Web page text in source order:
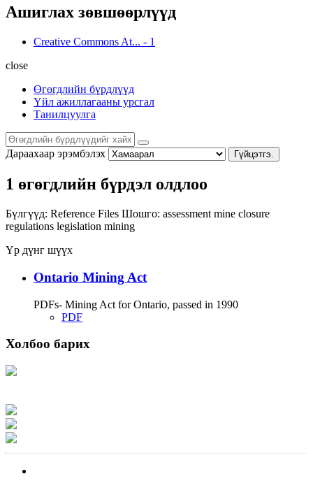
Ашиглах зөвшөөрлүүд
Creative Commons At... - 1
close
Өгөгдлийн бүрдлүүд
Үйл ажиллагааны урсгал
Танилцуулга
Дараахаар эрэмбэлэх Гүйцэтгэ.
1 өгөгдлийн бүрдэл олдлоо
Бүлгүүд: Reference Files Шошго: assessment mine closure
regulations legislation mining
Үр дүнг шүүх
Ontario Mining Act
PDFs- Mining Act for Ontario, passed in 1990
PDF
Холбоо барих